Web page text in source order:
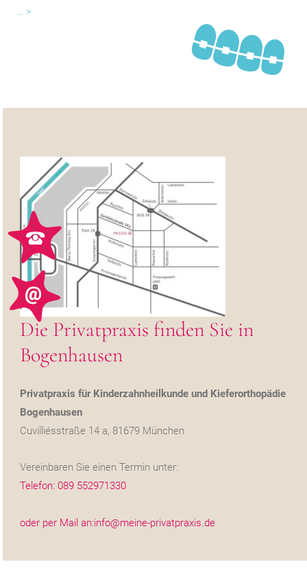
… >
Die Privatpraxis finden Sie in
Bogenhausen
Privatpraxis für Kinderzahnheilkunde und Kieferorthopädie
Bogenhausen
Cuvilliésstraße 14 a, 81679 München
Vereinbaren Sie einen Termin unter:
Telefon: 089 552971330
oder per Mail an:info@meine-privatpraxis.de